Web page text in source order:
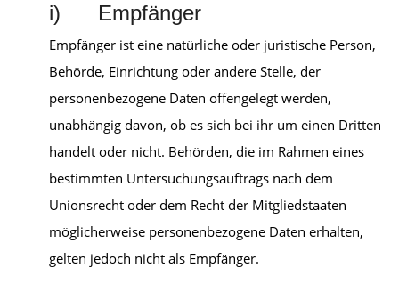
i) Empfänger
Empfänger ist eine natürliche oder juristische Person,
Behörde, Einrichtung oder andere Stelle, der
personenbezogene Daten offengelegt werden,
unabhängig davon, ob es sich bei ihr um einen Dritten
handelt oder nicht. Behörden, die im Rahmen eines
bestimmten Untersuchungsauftrags nach dem
Unionsrecht oder dem Recht der Mitgliedstaaten
möglicherweise personenbezogene Daten erhalten,
gelten jedoch nicht als Empfänger.